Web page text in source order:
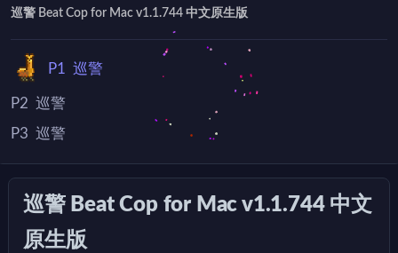
巡警 Beat Cop for Mac v1.1.744 中文原生版
P1 巡警
P2 巡警
P3 巡警
巡警 Beat Cop for Mac v1.1.744 中文
原生版